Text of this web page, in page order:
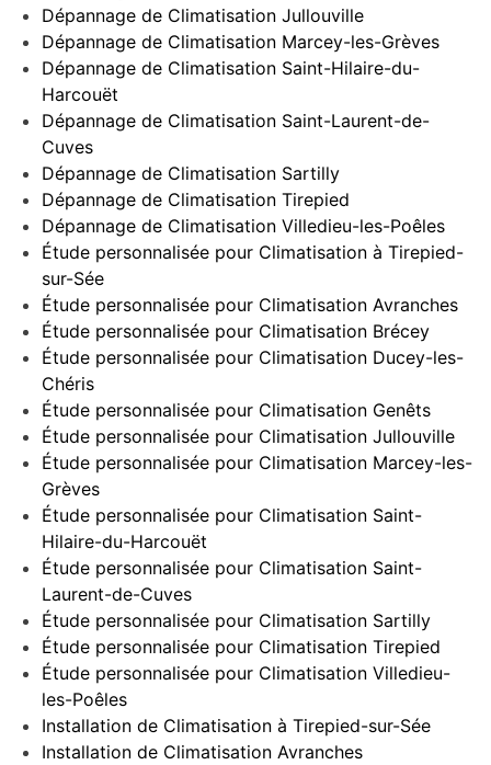
Dépannage de Climatisation Jullouville
Dépannage de Climatisation Marcey-les-Grèves
Dépannage de Climatisation Saint-Hilaire-du-
Harcouët
Dépannage de Climatisation Saint-Laurent-de-
Cuves
Dépannage de Climatisation Sartilly
Dépannage de Climatisation Tirepied
Dépannage de Climatisation Villedieu-les-Poêles
Étude personnalisée pour Climatisation à Tirepied-
sur-Sée
Étude personnalisée pour Climatisation Avranches
Étude personnalisée pour Climatisation Brécey
Étude personnalisée pour Climatisation Ducey-les-
Chéris
Étude personnalisée pour Climatisation Genêts
Étude personnalisée pour Climatisation Jullouville
Étude personnalisée pour Climatisation Marcey-les-
Grèves
Étude personnalisée pour Climatisation Saint-
Hilaire-du-Harcouët
Étude personnalisée pour Climatisation Saint-
Laurent-de-Cuves
Étude personnalisée pour Climatisation Sartilly
Étude personnalisée pour Climatisation Tirepied
Étude personnalisée pour Climatisation Villedieu-
les-Poêles
Installation de Climatisation à Tirepied-sur-Sée
Installation de Climatisation Avranches